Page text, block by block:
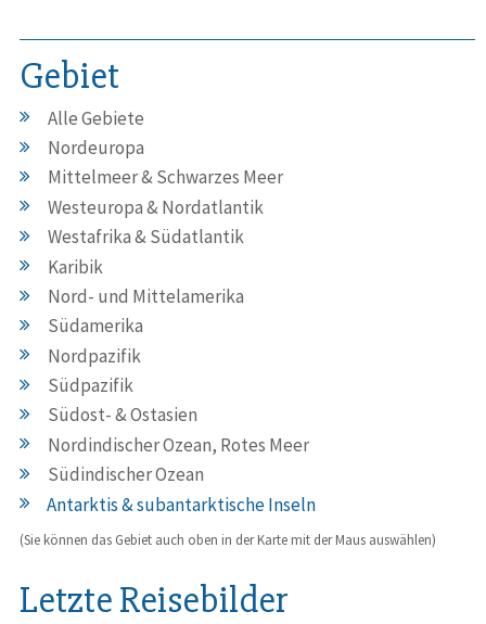
Gebiet
Alle Gebiete
Nordeuropa
Mittelmeer & Schwarzes Meer
Westeuropa & Nordatlantik
Westafrika & Südatlantik
Karibik
Nord- und Mittelamerika
Südamerika
Nordpazifik
Südpazifik
Südost- & Ostasien
Nordindischer Ozean, Rotes Meer
Südindischer Ozean
Antarktis & subantarktische Inseln
(Sie können das Gebiet auch oben in der Karte mit der Maus auswählen)
Letzte Reisebilder